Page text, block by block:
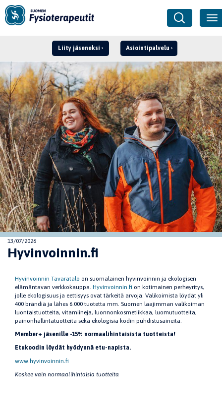
Liity jäseneksi Asiointipalvelu
Kirjaudu ›
13/07/2026
Hyvinvoinnin.fi
Hyvinvoinnin Tavaratalo on suomalainen hyvinvoinnin ja ekologisen
elämäntavan verkkokauppa. Hyvinvoinnin.fi on kotimainen perheyritys,
jolle ekologisuus ja eettisyys ovat tärkeitä arvoja. Valikoimista löydät yli
400 brändiä ja lähes 6.000 tuotetta mm. Suomen laajimman valikoiman
luontaistuotteita, vitamiineja, luonnonkosmetiikkaa, luomutuotteita,
painonhallintatuotteita sekä ekologisia kodin puhdistusaineita.
Member+ jäsenille -15% normaalihintaisista tuotteista!
Etukoodin löydät hyödynnä etu-napista.
www.hyvinvoinnin.fi
Koskee vain normaalihintaisia tuotteita